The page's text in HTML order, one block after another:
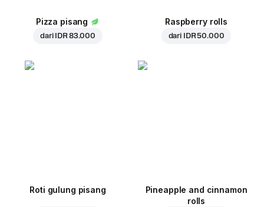
Pizza pisang
dari IDR 83.000
Raspberry rolls
dari IDR 50.000
Roti gulung pisang
Pineapple and cinnamon
rolls